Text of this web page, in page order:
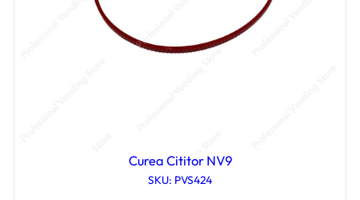
Curea Cititor NV9
SKU: PVS424